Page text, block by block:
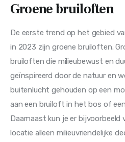
Groene bruiloften
De eerste trend op het gebied
in 2023 zijn groene bruiloften.
bruiloften die milieubewust en
geïnspireerd door de natuur en
buitenlucht gehouden op een
aan een bruiloft in het bos of
Daarnaast kun je er bijvoorbeeld
locatie alleen milieuvriendelijke